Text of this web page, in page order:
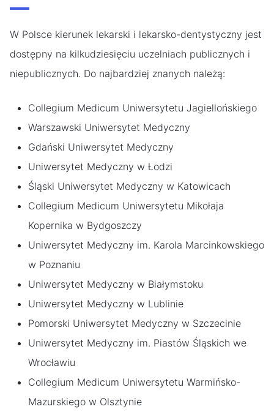
W Polsce kierunek lekarski i lekarsko-dentystyczny jest
dostępny na kilkudziesięciu uczelniach publicznych i
niepublicznych. Do najbardziej znanych należą:
Collegium Medicum Uniwersytetu Jagiellońskiego
Warszawski Uniwersytet Medyczny
Gdański Uniwersytet Medyczny
Uniwersytet Medyczny w Łodzi
Śląski Uniwersytet Medyczny w Katowicach
Collegium Medicum Uniwersytetu Mikołaja
Kopernika w Bydgoszczy
Uniwersytet Medyczny im. Karola Marcinkowskiego
w Poznaniu
Uniwersytet Medyczny w Białymstoku
Uniwersytet Medyczny w Lublinie
Pomorski Uniwersytet Medyczny w Szczecinie
Uniwersytet Medyczny im. Piastów Śląskich we
Wrocławiu
Collegium Medicum Uniwersytetu Warmińsko-
Mazurskiego w Olsztynie